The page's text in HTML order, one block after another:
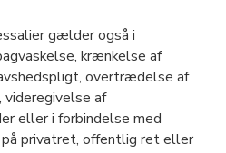
gælder også i
krænkelse af
overtrædelse af
af
eller i forbindelse med
privatret, offentlig ret eller